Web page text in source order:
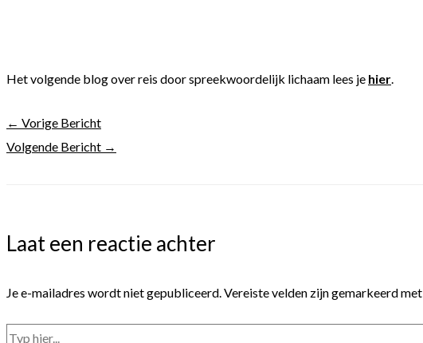
Het volgende blog over reis door spreekwoordelijk lichaam lees je hier.
← Vorige Bericht
Volgende Bericht →
Laat een reactie achter
Je e-mailadres wordt niet gepubliceerd. Vereiste velden zijn gemarkeerd met
Typ